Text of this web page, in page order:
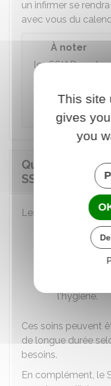
un infirmer se
avec vous du
À noter
les SSIAD sont
possible que
Quels soins
SSIAD ?
Les soins proposés
des actes
distribution
des soins
l'hygiène.
Ces soins peuvent
de longue durée
besoins.
En complément, le
This site
gives
you